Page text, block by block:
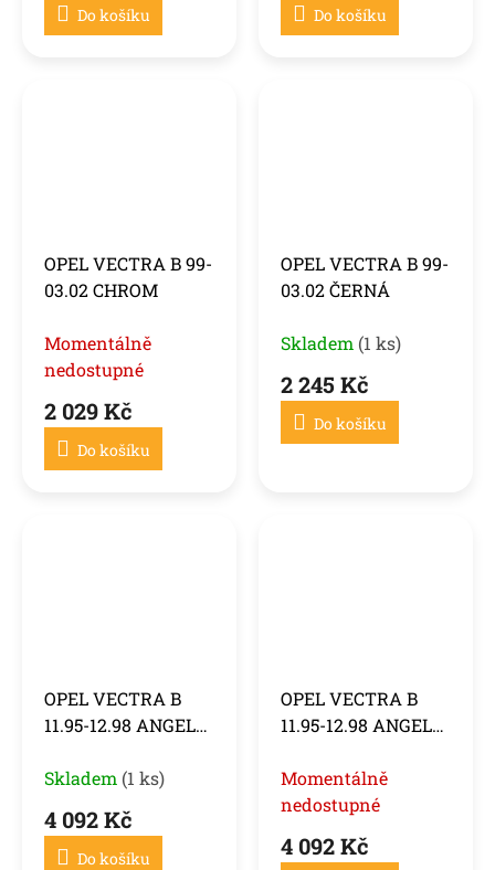
Do košíku Do košíku
OPEL VECTRA B 99-
03.02 CHROM
Momentálně
nedostupné
2 029 Kč
Do košíku
OPEL VECTRA B 99-
03.02 ČERNÁ
Skladem (1 ks)
2 245 Kč
Do košíku
OPEL VECTRA B
11.95-12.98 ANGEL
Skladem (1 ks)
4 092 Kč
Do košíku
OPEL VECTRA B
11.95-12.98 ANGEL
Momentálně
nedostupné
4 092 Kč